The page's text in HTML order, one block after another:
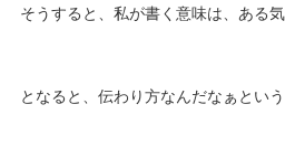
そうすると、私が書く意味は、ある
となると、伝わり方なんだなぁとい